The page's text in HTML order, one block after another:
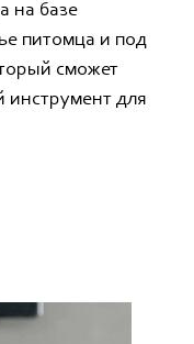
на базе
питомца и под
сможет
инструмент для